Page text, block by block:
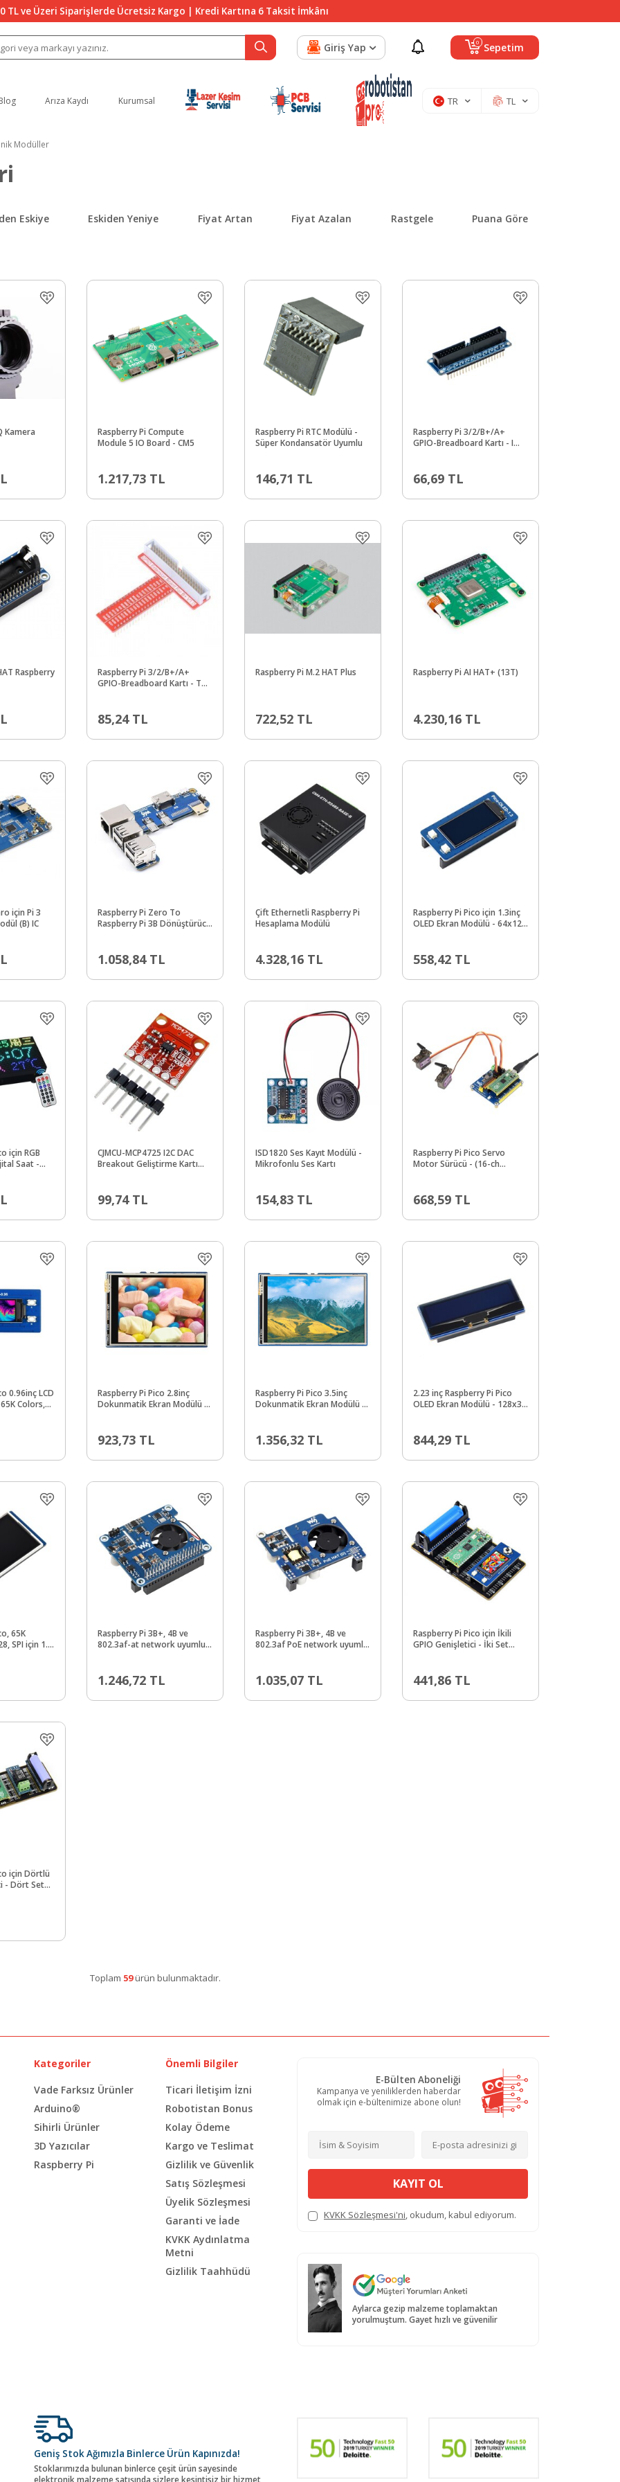
TL ve Üzeri Siparişlerde Ücretsiz Kargo | Kredi Kartına 6 Taksit İmkânı
0 Sepetim
Giriş Yap
Arıza Kaydı Kurumsal TR TL
Modüller
Eskiye Eskiden Yeniye Fiyat Artan Fiyat Azalan Rastgele Puana Göre
Kamera
Raspberry Pi Compute
Module 5 IO Board - CM5
1.217,73 TL
Raspberry Pi RTC Modülü -
Süper Kondansatör Uyumlu
146,71 TL
Raspberry Pi 3/2/B+/A+
GPIO-Breadboard Kartı - I
66,69 TL
Raspberry
Raspberry Pi 3/2/B+/A+
GPIO-Breadboard Kartı - T
85,24TL
Raspberry Pi M.2 HAT Plus
722,52 TL
Raspberry Pi AI HAT+ (13T)
4.230,16 TL
için Pi 3
(B) IC
Raspberry Pi Zero To
Raspberry Pi 3B Dönüştürücü
1.058,84TL
Çift Ethernetli Raspberry Pi
Hesaplama Modülü
4.328,16 TL
Raspberry Pi Pico için 1.3inç
OLED Ekran Modülü - 64x128
558,42 TL
için RGB
Saat -
CJMCU-MCP4725 I2C DAC
Breakout Geliştirme Kartı
99,74TL
ISD1820 Ses Kayıt Modülü -
Mikrofonlu Ses Kartı
154,83 TL
Raspberry Pi Pico Servo
Motor Sürücü - (16-ch
668,59 TL
0.96inç LCD
Colors,
Raspberry Pi Pico 2.8inç
Dokunmatik Ekran Modülü -
923,73 TL
Raspberry Pi Pico 3.5inç
Dokunmatik Ekran Modülü -
1.356,32 TL
2.23 inç Raspberry Pi Pico
OLED Ekran Modülü - 128x32
844,29 TL
65K
SPI için 1.8
Raspberry Pi 3B+, 4B ve
802.3af-at network uyumlu
1.246,72 TL
Raspberry Pi 3B+, 4B ve
802.3af PoE network uyumlu
1.035,07 TL
Raspberry Pi Pico için İkili
GPIO Genişletici - İki Set
441,86 TL
için Dörtlü
- Dört Set
Toplam 59ürün bulunmaktadır.
Kategoriler
Vade Farksız Ürünler
Arduino®
Sihirli Ürünler
3D Yazıcılar
Raspberry Pi
Önemli Bilgiler
Ticari İletişim İzni
Robotistan Bonus
Kolay Ödeme
Kargo ve Teslimat
Gizlilik ve Güvenlik
Satış Sözleşmesi
Üyelik Sözleşmesi
Garanti ve İade
KVKK Aydınlatma
Metni
Gizlilik Taahhüdü
E-Bülten Aboneliği
Kampanya ve yeniliklerden haberdar
olmak için e-bültenimize abone olun!
KAYIT OL
KVKK Sözleşmesi'ni, okudum, kabul ediyorum.
Aylarca gezip malzeme toplamaktan
yorulmuştum. Gayet hızlı ve güvenilir
Geniş Stok Ağımızla Binlerce Ürün Kapınızda!
Stoklarımızda bulunan binlerce çeşit ürün sayesinde
elektronik malzeme satışında sizlere kesintisiz bir hizmet